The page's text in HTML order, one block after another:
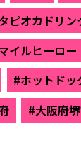
ピオカドリン
イルヒーロー
#ホットドッ
#大阪府